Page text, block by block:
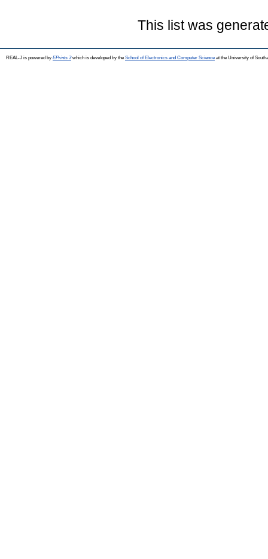
This list was
REAL-J is powered by EPrints 3which is developed by the School of Electronics and Computer Science at the University of